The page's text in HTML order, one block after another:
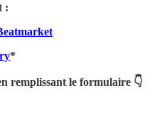
:
*
remplissant le formulaire 👇